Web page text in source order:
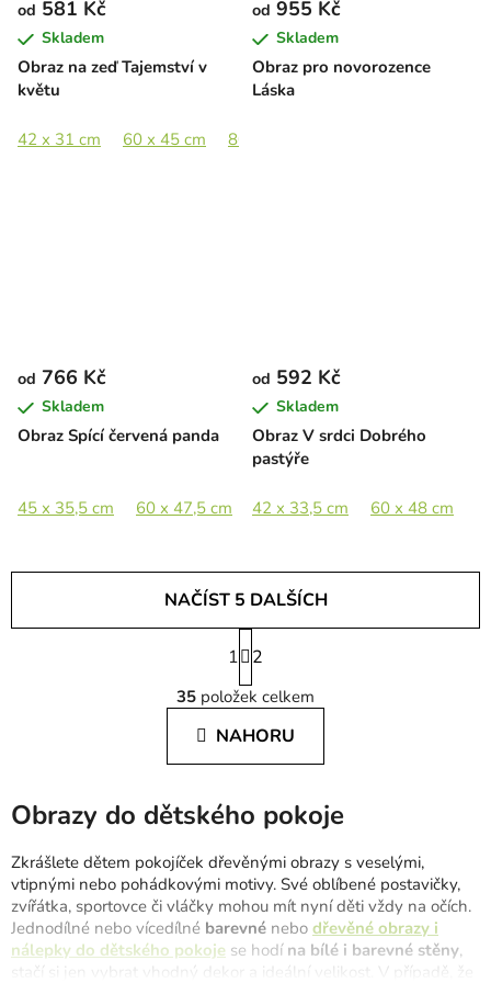
Obraz na zeď Tajemství v
květu
od 581 Kč
Skladem
42 x 31 cm 60 x 45 cm 80 x 60 cm
Obraz pro novorozence
Láska
od 955 Kč
Skladem
Obraz Spící červená panda
od 766 Kč
Skladem
45 x 35,5 cm 60 x 47,5 cm 80 x 63,5 cm 100 x 79,5 cm
Obraz V srdci Dobrého
pastýře
od 592 Kč
Skladem
42 x 33,5 cm 60 x 48 cm
O
v
l
á
d
c
p
r
v
k
NAČÍST 5 DALŠÍCH
S
t
r
á
k
o
n
1 2
35 položek celkem
NAHORU
Obrazy do dětského pokoje
Zkrášlete dětem pokojíček dřevěnými obrazy s veselými,
vtipnými nebo pohádkovými motivy. Své oblíbené postavičky,
zvířátka, sportovce či vláčky mohou mít nyní děti vždy na očích.
Jednodílné nebo vícedílné barevné nebo dřevěné obrazy i
nálepky do dětského pokoje se hodí na bílé i barevné stěny,
stačí si jen vybrat vhodný dekor a ideální velikost. V případě, že